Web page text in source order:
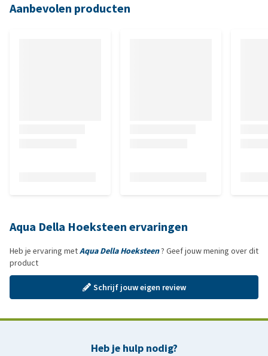
Aanbevolen producten
Aqua Della Hoeksteen ervaringen
Heb je ervaring metAqua Della Hoeksteen? Geef jouw mening over dit
product
Schrijf jouw eigen review
Heb je hulp nodig?